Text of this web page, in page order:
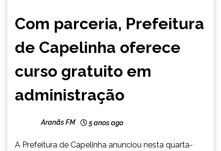
Com parceria, Prefeitura
de Capelinha oferece
curso gratuito em
administração
Aranãs FM 5 anos ago
A Prefeitura de Capelinha anunciou nesta quarta-